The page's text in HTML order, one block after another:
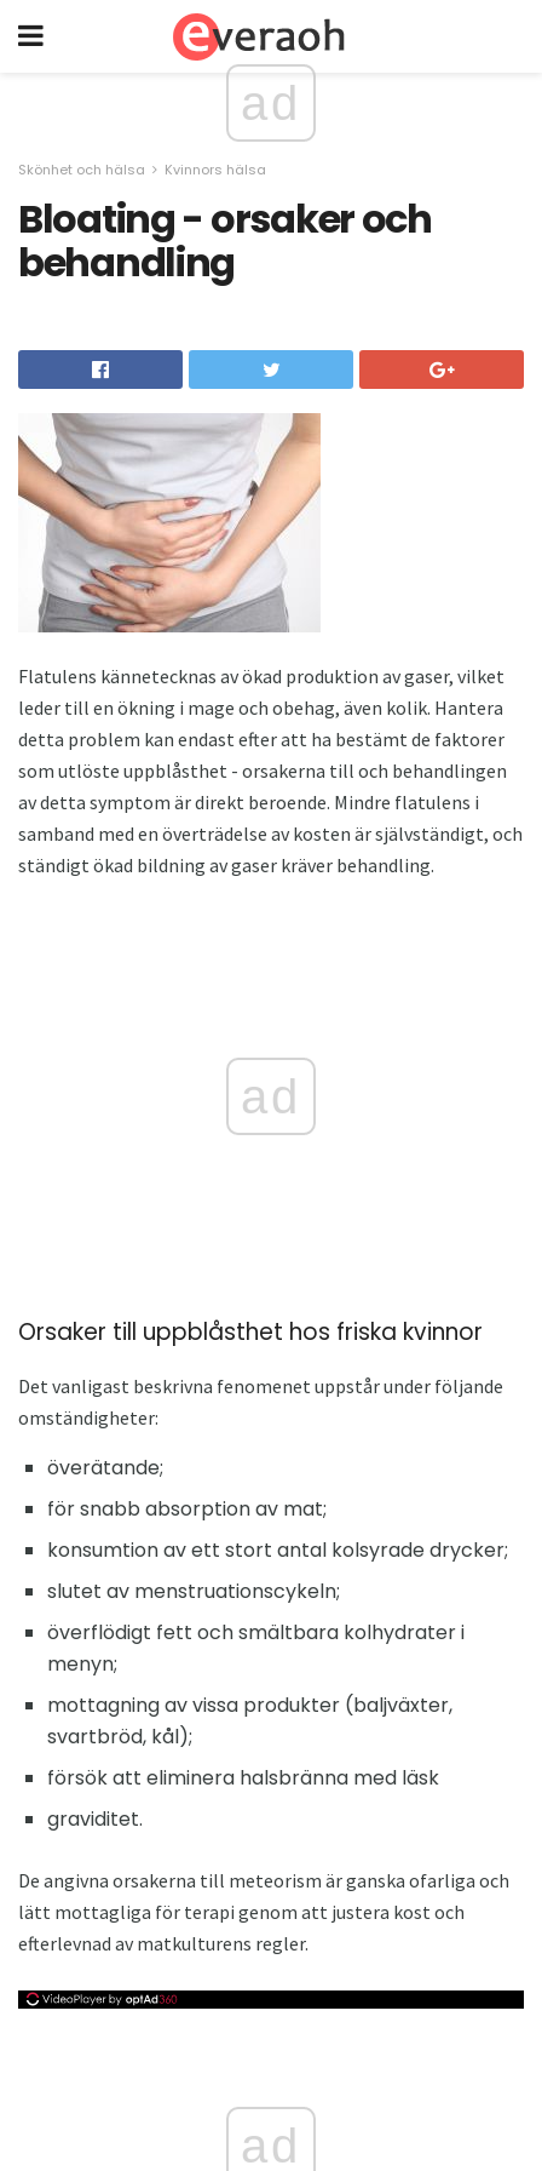
ad
Skönhet och hälsa Kvinnors hälsa
Bloating - orsaker och
behandling
Flatulens kännetecknas av ökad produktion av gaser, vilket
leder till en ökning i mage och obehag, även kolik. Hantera
detta problem kan endast efter att ha bestämt de faktorer
som utlöste uppblåsthet - orsakerna till och behandlingen
av detta symptom är direkt beroende. Mindre flatulens i
samband med en överträdelse av kosten är självständigt, och
ständigt ökad bildning av gaser kräver behandling.
ad
Orsaker till uppblåsthet hos friska kvinnor
Det vanligast beskrivna fenomenet uppstår under följande
omständigheter:
överätande;
för snabb absorption av mat;
konsumtion av ett stort antal kolsyrade drycker;
slutet av menstruationscykeln;
överflödigt fett och smältbara kolhydrater i
menyn;
mottagning av vissa produkter (baljväxter,
svartbröd, kål);
försök att eliminera halsbränna med läsk
graviditet.
De angivna orsakerna till meteorism är ganska ofarliga och
lätt mottagliga för terapi genom att justera kost och
efterlevnad av matkulturens regler.
ad